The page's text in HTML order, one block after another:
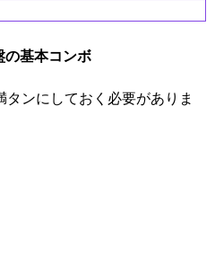
の基本コンボ
ンにしておく必要がありま